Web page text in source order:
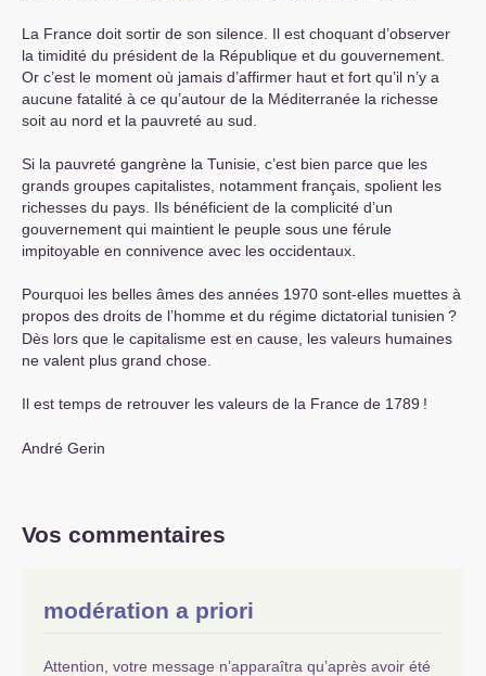
La France doit sortir de son silence. Il est choquant d’observer
la timidité du président de la République et du gouvernement.
Or c’est le moment où jamais d’affirmer haut et fort qu’il n’y a
aucune fatalité à ce qu’autour de la Méditerranée la richesse
soit au nord et la pauvreté au sud.
Si la pauvreté gangrène la Tunisie, c’est bien parce que les
grands groupes capitalistes, notamment français, spolient les
richesses du pays. Ils bénéficient de la complicité d’un
gouvernement qui maintient le peuple sous une férule
impitoyable en connivence avec les occidentaux.
Pourquoi les belles âmes des années 1970 sont-elles muettes à
propos des droits de l’homme et du régime dictatorial tunisien ?
Dès lors que le capitalisme est en cause, les valeurs humaines
ne valent plus grand chose.
Il est temps de retrouver les valeurs de la France de 1789 !
André Gerin
Vos commentaires
modération a priori
Attention, votre message n’apparaîtra qu’après avoir été